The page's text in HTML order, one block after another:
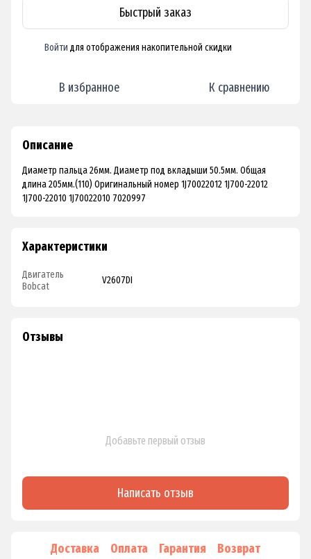
Быстрый заказ
Войти для отображения накопительной скидки
В избранное К сравнению
Описание
Диаметр пальца 26мм. Диаметр под вкладыши 50.5мм. Общая
длина 205мм.(110) Оригинальный номер 1J70022012 1J700-22012
1J700-22010 1J70022010 7020997
Характеристики
Двигатель
Bobcat
V2607DI
Отзывы
Добавьте первый отзыв
Написать отзыв
Доставка Оплата Гарантия Возврат